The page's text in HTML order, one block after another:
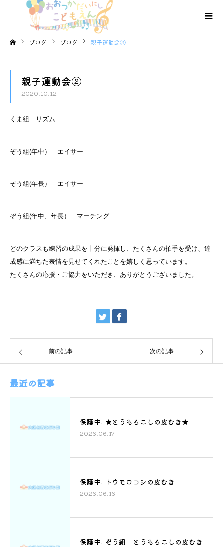
ブログ ブログ 親子運動会②
親子運動会②
2020.10.12
くま組 リズム
ぞう組(年中） エイサー
ぞう組(年長） エイサー
ぞう組(年中、年長） マーチング
どのクラスも練習の成果を十分に発揮し、たくさんの拍手を受け、達
成感に満ちた表情を見せてくれたことを嬉しく思っています。
たくさんの応援・ご協力をいただき、ありがとうございました。
前の記事 次の記事
最近の記事
保護中: ★とうもろこしの皮むき★
2026.06.17
保護中: トウモロコシの皮むき
2026.06.16
保護中: ぞう組 とうもろこしの皮むき